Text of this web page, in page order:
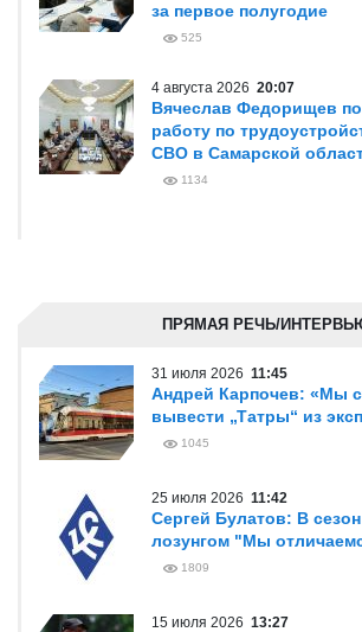
за первое полугодие
525
4 августа 2026 20:07
Вячеслав Федорищев
работу по
СВО в Самарской
1134
ПРЯМАЯ РЕЧЬ/
31 июля 2026 11:45
Андрей Карпочев: «Мы
вывести „Татры“ из
1045
25 июля 2026 11:42
Сергей Булатов: В
лозунгом "Мы
1809
15 июля 2026 13:27